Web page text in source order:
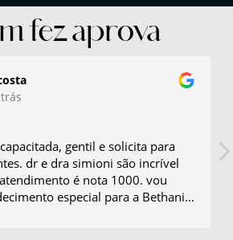
fez aprova
gentil e solicita para
dr e dra simioni são incrível
é nota 1000. vou
especial para a Bethania